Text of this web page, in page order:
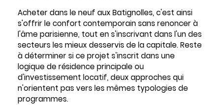
Acheter dans le neuf aux Batignolles, c'est ainsi
s'offrir le confort contemporain sans renoncer à
l'âme parisienne, tout en s'inscrivant dans l'un des
secteurs les mieux desservis de la capitale. Reste
à déterminer si ce projet s'inscrit dans une
logique de résidence principale ou
d'investissement locatif, deux approches qui
n'orientent pas vers les mêmes typologies de
programmes.